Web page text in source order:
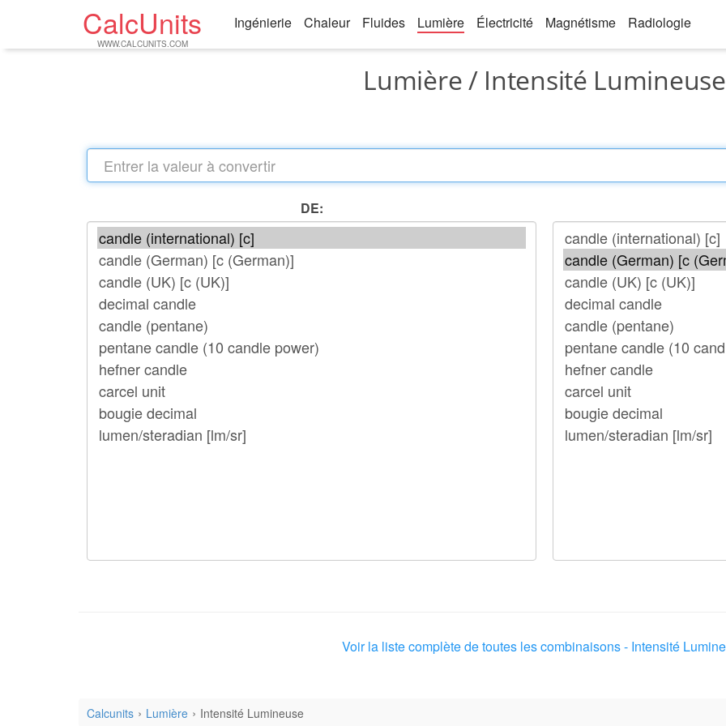
CalcUnits
WWW.CALCUNITS.COM
Ingénierie Chaleur Fluides Lumière Électricité Magnétisme Radiologie
Lumière / Intensité Lumineuse
DE:
Voir la liste complète de toutes les combinaisons - Intensité
Calcunits Lumière Intensité Lumineuse